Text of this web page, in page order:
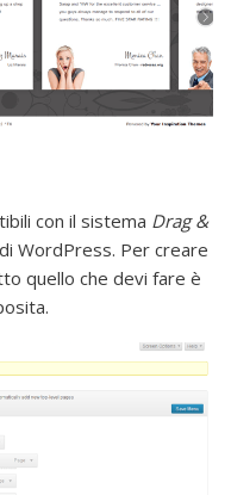
con il sistema Drag &
WordPress. Per creare
quello che devi fare è